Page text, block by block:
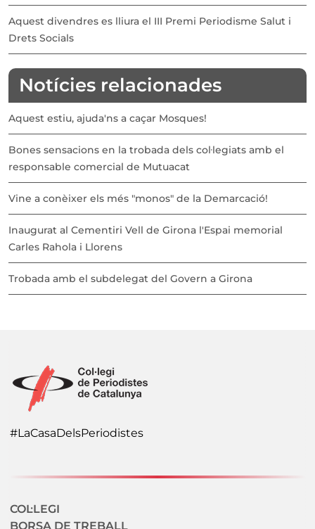
Aquest divendres es lliura el III Premi Periodisme Salut i
Drets Socials
Notícies relacionades
Aquest estiu, ajuda'ns a caçar Mosques!
Bones sensacions en la trobada dels col·legiats amb el
responsable comercial de Mutuacat
Vine a conèixer els més "monos" de la Demarcació!
Inaugurat al Cementiri Vell de Girona l'Espai memorial
Carles Rahola i Llorens
Trobada amb el subdelegat del Govern a Girona
#LaCasaDelsPeriodistes
Navegació secundaria
COL·LEGI
BORSA DE TREBALL